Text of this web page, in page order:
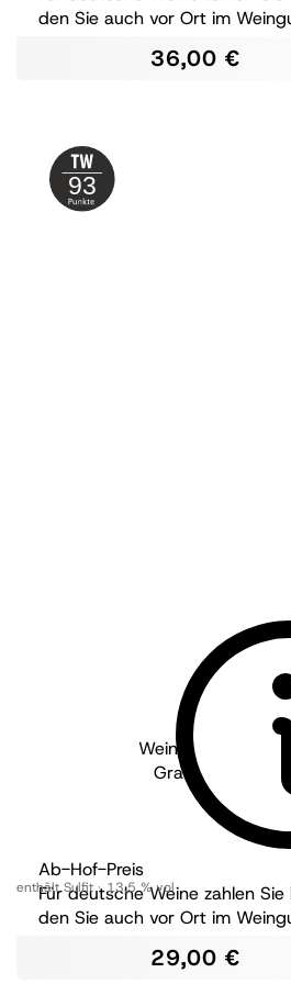
den Sie auch vor Ort im
36,00 €
93
Weingut Wöhrle -
Grauburgunder
trocken
Ab-Hof-Preis
Für deutsche Weine zahlen
den Sie auch vor Ort im
enthält Sulfit 13,5 % vol
29,00 €